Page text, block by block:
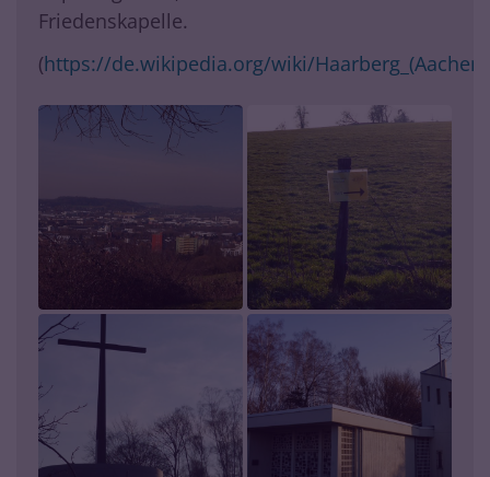
Friedenskapelle.
(https://de.wikipedia.org/wiki/Haarberg_(Aachen)